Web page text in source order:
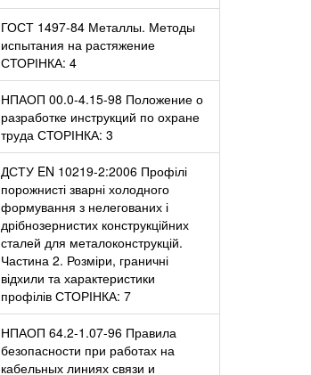
ГОСТ 1497-84 Металлы. Методы
испытания на растяжение
СТОРІНКА: 4
НПАОП 00.0-4.15-98 Положение о
разработке инструкций по охране
труда СТОРІНКА: 3
ДСТУ EN 10219-2:2006 Профілі
порожнисті зварні холодного
формування з нелегованих і
дрібнозернистих конструкційних
сталей для металоконструкцій.
Частина 2. Розміри, граничні
відхили та характеристики
профілів СТОРІНКА: 7
НПАОП 64.2-1.07-96 Правила
безопасности при работах на
кабельных линиях связи и